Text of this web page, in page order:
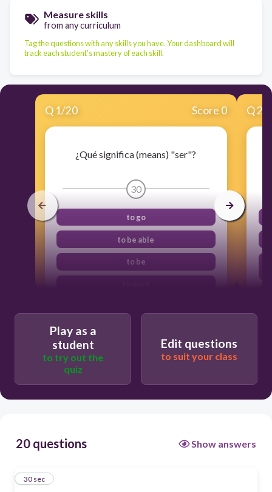
Measure skills
from any curriculum
Tag the questions with any skills you have. Your dashboard will
track each student's mastery of each skill.
Q 1/20 Score 0
¿Qué significa (means) "ser"?
30
to go
to be able
to be
Q2
Play as a
student
to try out the
quiz
Edit questions
to suit your class
20 questions Show answers
1
30 sec